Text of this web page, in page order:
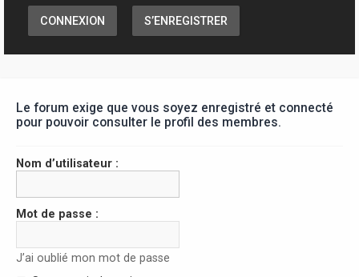
CONNEXION S’ENREGISTRER
Le forum exige que vous soyez enregistré et connecté
pour pouvoir consulter le profil des membres.
Nom d’utilisateur :
Mot de passe :
J’ai oublié mon mot de passe